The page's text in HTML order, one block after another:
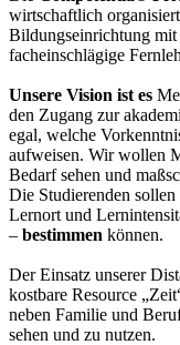
wirtschaftlich
Bildungseinrichtung mit
facheinschlägige
Unsere Vision ist es
den Zugang zur
egal, welche
aufweisen. Wir wollen
Bedarf sehen und
Die Studierenden
Lernort und
– bestimmen können.
Der Einsatz unserer
kostbare Resource
neben Familie und
sehen und zu nutzen.